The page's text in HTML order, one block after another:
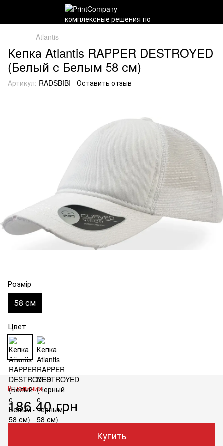
Atlantis
Кепка Atlantis RAPPER DESTROYED
(Белый с Белым 58 см)
Артикул: RADSBIBI Оставить отзыв
Розмір
58 см
Цвет
В наличии
186.40 грн
Купить